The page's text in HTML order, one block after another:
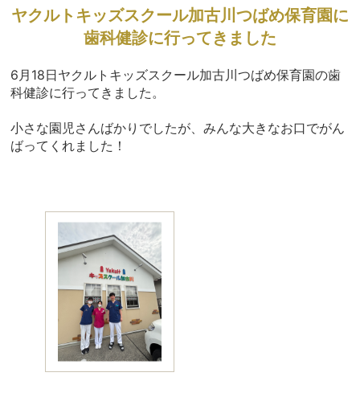
ヤクルトキッズスクール加古川つばめ保育園に
歯科健診に行ってきました
6月18日ヤクルトキッズスクール加古川つばめ保育園の歯
科健診に行ってきました。
小さな園児さんばかりでしたが、みんな大きなお口でがん
ばってくれました！